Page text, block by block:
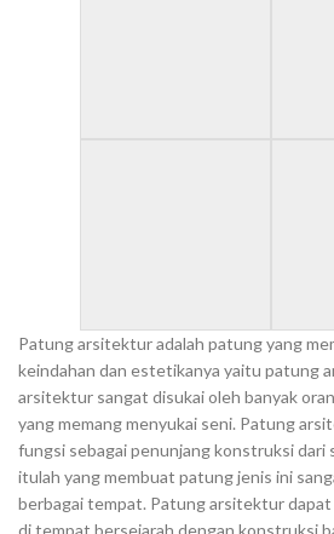
Patung arsitektur adalah patung yang
keindahan dan estetikanya yaitu patung
arsitektur sangat disukai oleh banyak
yang memang menyukai seni. Patung
fungsi sebagai penunjang konstruksi dari
itulah yang membuat patung jenis ini
berbagai tempat. Patung arsitektur dapat
di tempat bersejarah dengan konstruksi